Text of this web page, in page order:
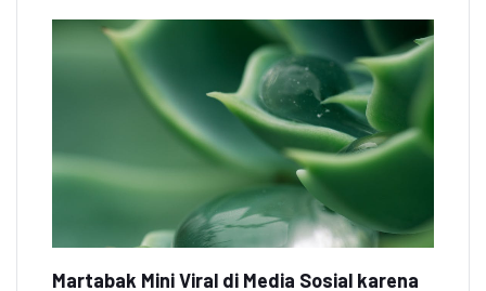
Martabak Mini Viral di Media Sosial karena